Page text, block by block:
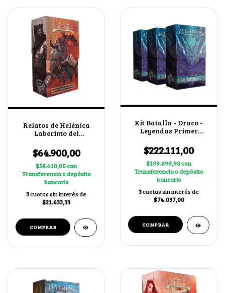
Relatos de Helénica
Laberinto del
$64.900,00
$58.410,00con
Transferencia o depósito
bancario
3cuotas sin interés de
$21.633,33
Kit Batalla - Draco -
Leyendas Primer
$222.111,00
$199.899,90con
Transferencia o depósito
bancario
3cuotas sin interés de
$74.037,00